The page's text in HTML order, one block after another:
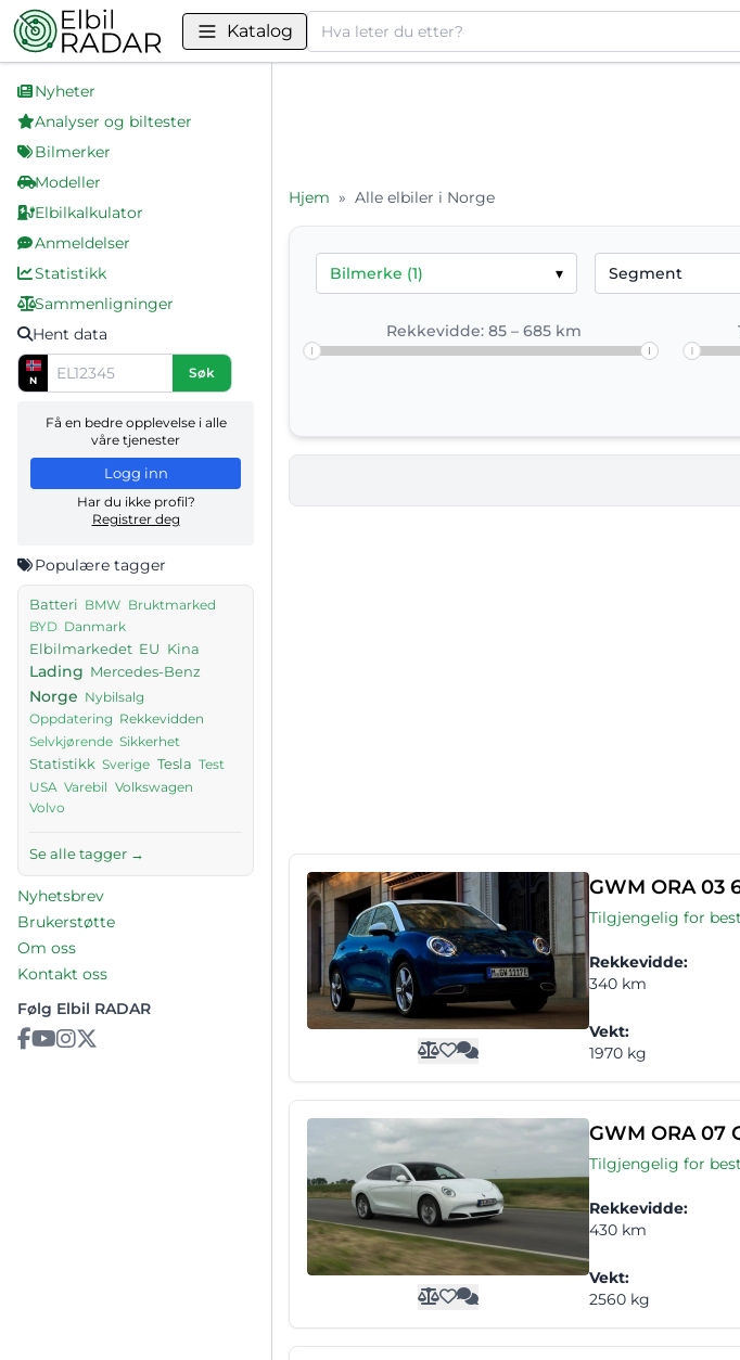
Katalog Søk
Nyheter
Analyser og biltester
Bilmerker
Modeller
Elbilkalkulator
Anmeldelser
Statistikk
Sammenligninger
Hent data
N Søk
Få en bedre opplevelse i alle
våre tjenester
Logg inn
Har du ikke profil?
Registrer deg
Populære tagger
Batteri BMW Bruktmarked
BYD Danmark
Elbilmarkedet EU Kina
Lading Mercedes-Benz
Norge Nybilsalg
Oppdatering Rekkevidden
Selvkjørende Sikkerhet
Statistikk Sverige Tesla Test
USA Varebil Volkswagen
Volvo
Se alle tagger →
Nyhetsbrev
Brukerstøtte
Om oss
Kontakt oss
Følg Elbil RADAR
Hjem » Alle elbiler i Norge
GWM elbiler i Norge – alle modeller og spesifikasjoner
Her finner du en komplett oversikt over alle GWM
Sammenlign rekkevidde, batteristørrelse, ladetid
Bilmerke (1) ▾ Segment
Rekkevidde: 85 – 685 km
GWM ORA 03
Tilgjengelig for
Rekkevidde:
340 km
Vekt:
1970 kg
GWM ORA 07
Tilgjengelig for
Rekkevidde:
430 km
Vekt:
2560 kg